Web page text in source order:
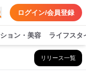
ログイン/会員登録
ョン・美容 ライフスタ
リリース一覧